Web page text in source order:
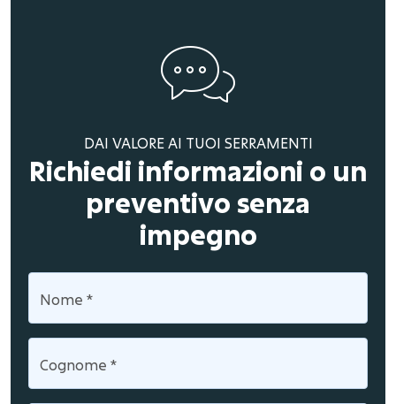
DAI VALORE AI TUOI SERRAMENTI
Richiedi informazioni o un
preventivo senza
impegno
Nome *
Cognome *